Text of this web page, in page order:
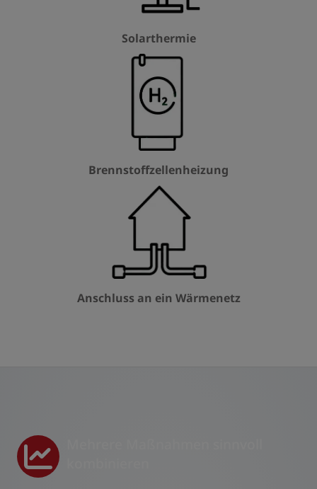
Solarthermie
Brennstoffzellenheizung
Anschluss an ein Wärmenetz